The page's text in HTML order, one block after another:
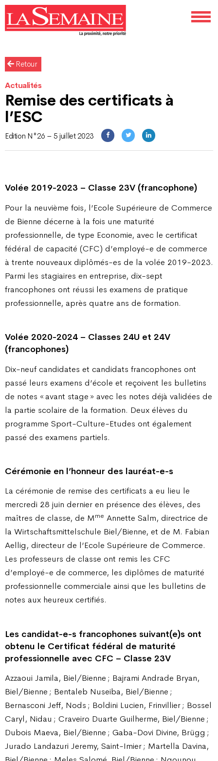
Retour
Actualités
Remise des certificats à
l’ESC
Edition N°26 – 5 juillet 2023
Volée 2019-2023 – Classe 23V (francophone)
Pour la neuvième fois, l’Ecole Supérieure de Commerce
de Bienne décerne à la fois une maturité
professionnelle, de type Economie, avec le certificat
fédéral de capacité (CFC) d’employé-e de commerce
à trente nouveaux diplômés-es de la volée 2019-2023.
Parmi les stagiaires en entreprise, dix-sept
francophones ont réussi les examens de pratique
professionnelle, après quatre ans de formation.
Volée 2020-2024 – Classes 24U et 24V
(francophones)
Dix-neuf candidates et candidats francophones ont
passé leurs examens d’école et reçoivent les bulletins
de notes « avant stage » avec les notes déjà validées de
la partie scolaire de la formation. Deux élèves du
programme Sport-Culture-Etudes ont également
passé des examens partiels.
Cérémonie en l’honneur des lauréat-e-s
La cérémonie de remise des certificats a eu lieu le
mercredi 28 juin dernier en présence des élèves, des
maîtres de classe, de Mme Annette Salm, directrice de
la Wirtschaftsmittelschule Biel/Bienne, et de M. Fabian
Aellig, directeur de l’Ecole Supérieure de Commerce.
Les professeurs de classe ont remis les CFC
d’employé-e de commerce, les diplômes de maturité
professionnelle commerciale ainsi que les bulletins de
notes aux heureux certifiés.
Les candidat-e-s francophones suivant(e)s ont
obtenu le Certificat fédéral de maturité
professionnelle avec CFC – Classe 23V
Azzaoui Jamila, Biel/Bienne ; Bajrami Andrade Bryan,
Biel/Bienne ; Bentaleb Nuseiba, Biel/Bienne ;
Bernasconi Jeff, Nods ; Boldini Lucien, Frinvillier ; Bossel
Caryl, Nidau ; Craveiro Duarte Guilherme, Biel/Bienne ;
Dubois Maeva, Biel/Bienne ; Gaba-Dovi Divine, Brügg ;
Jurado Landazuri Jeremy, Saint-Imier ; Martella Davina,